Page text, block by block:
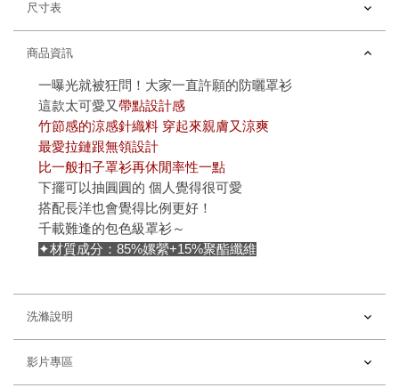
尺寸表
商品資訊
一曝光就被狂問！大家一直許願的防曬罩衫
這款太可愛又帶點設計感
竹節感的涼感針織料 穿起來親膚又涼爽
最愛拉鏈跟無領設計
比一般扣子罩衫再休閒率性一點
下擺可以抽圓圓的 個人覺得很可愛
搭配長洋也會覺得比例更好！
千載難逢的包色級罩衫～
✦材質成分：85%嫘縈+15%聚酯纖維
洗滌說明
影片專區